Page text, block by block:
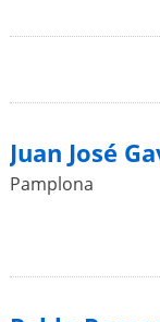
Juan José
Pamplona